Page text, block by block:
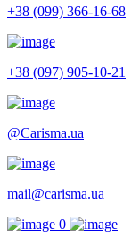
+38 (099) 366-16-68
+38 (097) 905-10-21
@Carisma.ua
mail@carisma.ua
0